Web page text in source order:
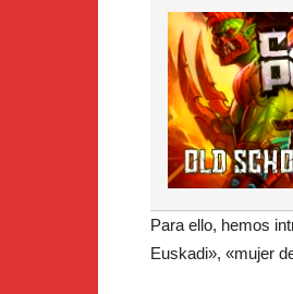
Para ello, hemos
Euskadi», «mujer